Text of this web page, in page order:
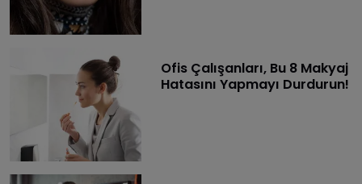
Ofis Çalışanları, Bu 8 Makyaj
Hatasını Yapmayı Durdurun!